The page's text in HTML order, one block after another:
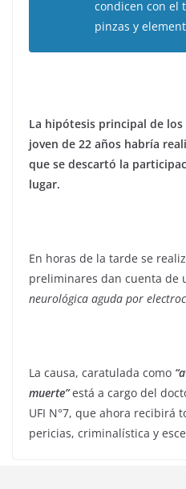
condicen con el
pinzas y
La hipótesis principal de
joven de 22 años habría
que se descartó la
lugar.
En horas de la tarde se
preliminares dan cuenta de
neurológica aguda por
La causa, caratulada como
muerte”está a cargo del
UFI N°7, que ahora recibirá
pericias, criminalística y